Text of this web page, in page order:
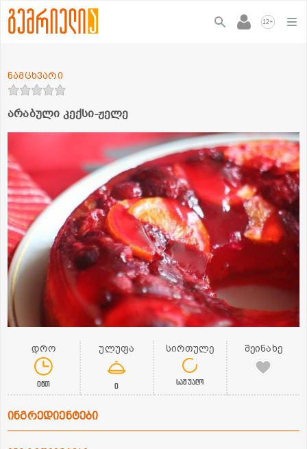
12+
არაბული კექსი-ჟელე
ნამცხვარი
დრო
0წთ
ულუფა
0
სირთულე
საშუალო
შეინახე
ინგრედიენტები